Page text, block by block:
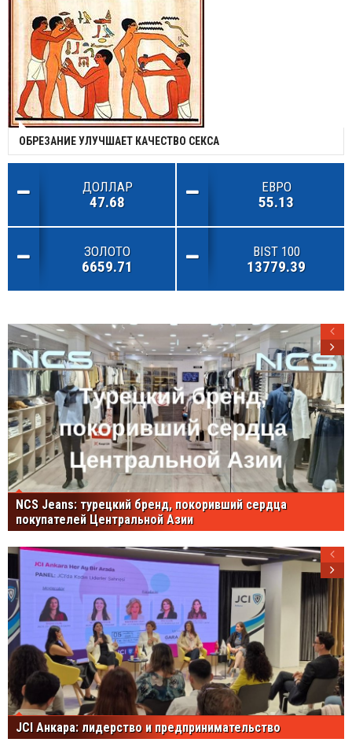
ОБРЕЗАНИЕ УЛУЧШАЕТ КАЧЕСТВО СЕКСА
ДОЛЛАР
47.68
ЕВРО
55.13
ЗОЛОТО
6659.71
BIST 100
13779.39
NCS Jeans: турецкий бренд, покоривший сердца
покупателей Центральной Азии
JCI Анкара: лидерство и предпринимательство